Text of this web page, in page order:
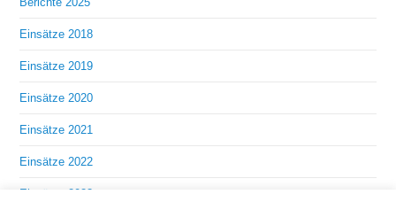
Einsätze 2018
Einsätze 2019
Einsätze 2020
Einsätze 2021
Einsätze 2022
Einsätze 2023